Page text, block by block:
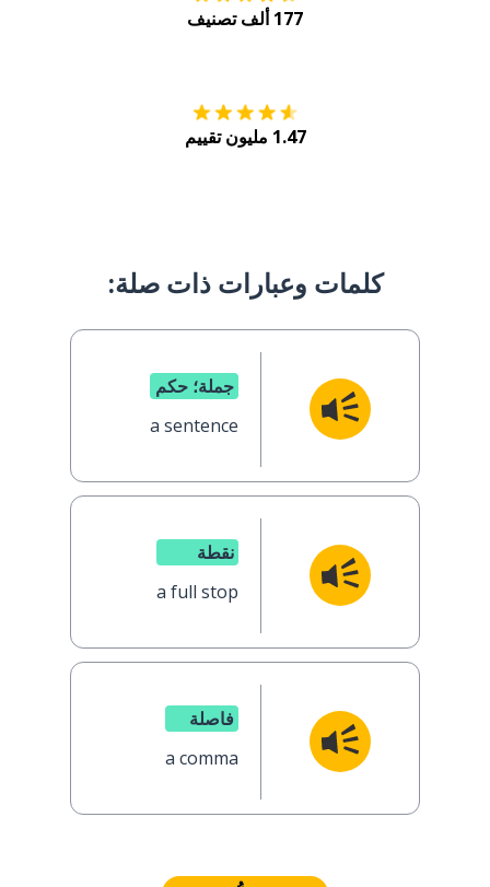
177 ألف تصنيف
1.47 مليون تقييم
كلمات وعبارات ذات صلة:
جملة؛ حكم
a sentence
نقطة
a full stop
فاصلة
a comma